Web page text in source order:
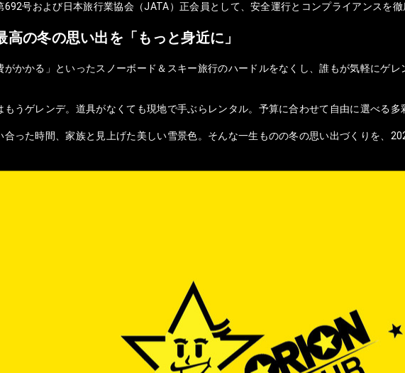
号および日本旅行業協会（JATA）正会員として、安全運行とコンプライアンスを徹
の冬の思い出を「もっと身近に」
がかかる」といったスノーボード＆スキー旅行のハードルをなくし、誰もが気軽にゲ
うゲレンデ。道具がなくても現地で手ぶらレンタル。予算に合わせて自由に選べる多
合った時間、家族と見上げた美しい雪景色。そんな一生ものの冬の思い出づくりを、